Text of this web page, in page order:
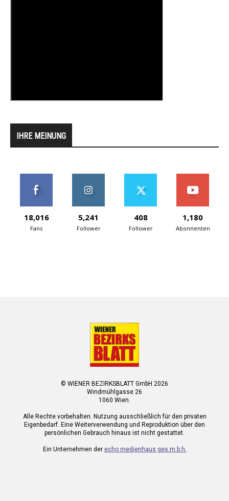
IHRE MEINUNG
18,016
Fans
5,241
Follower
408
Follower
1,180
Abonnenten
© WIENER BEZIRKSBLATT GmbH 2026
Windmühlgasse 26
1060 Wien.
Alle Rechte vorbehalten. Nutzung ausschließlich für den privaten
Eigenbedarf. Eine Weiterverwendung und Reproduktion über den
persönlichen Gebrauch hinaus ist nicht gestattet.
Ein Unternehmen der echo medienhaus ges.m.b.h.